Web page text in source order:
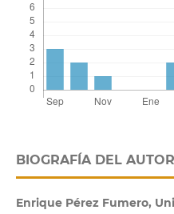
BIOGRAFÍA DEL
Enrique Pérez Fumero,